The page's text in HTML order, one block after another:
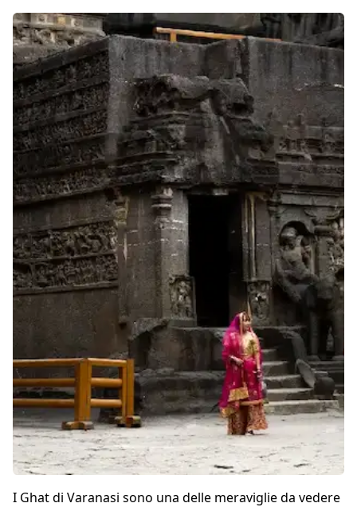
I Ghat di Varanasi sono una delle meraviglie da vedere